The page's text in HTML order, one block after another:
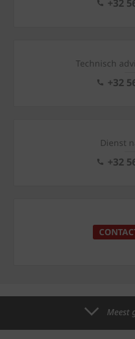
+32
Technisch
+32
Dienst
+32
Meest